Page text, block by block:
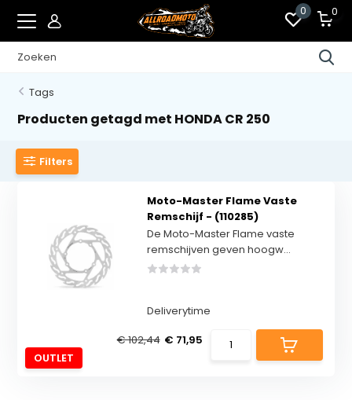
0 0
Tags
Producten getagd met HONDA CR 250
Filters
OUTLET
Moto-Master Flame Vaste
Remschijf - (110285)
De Moto-Master Flame vaste
remschijven geven hoogw...
Deliverytime
€ 102,44 € 71,95